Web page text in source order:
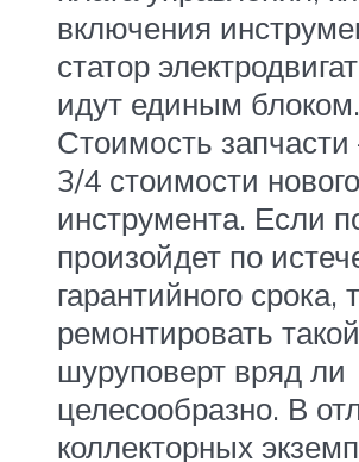
включения
статор
идут единым блоком.
Стоимость
3/4 стоимости нового
инструмента. Если
произойдет по
гарантийного срока,
ремонтировать такой
шуруповерт вряд ли
целесообразно. В
коллекторных